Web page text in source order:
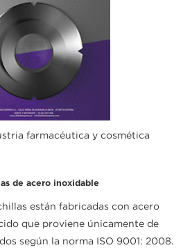
farmacéutica y cosmética
de acero inoxidable
están fabricadas con acero
que proviene únicamente de
según la norma ISO 9001: 2008.